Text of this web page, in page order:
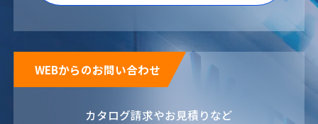
WEBからのお問い合わせ
カタログ請求やお見積りなど